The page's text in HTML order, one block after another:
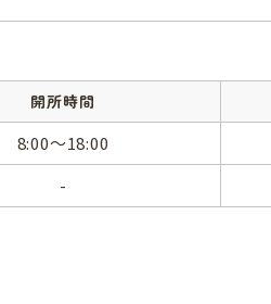
開所時間
8:00～18:00
-